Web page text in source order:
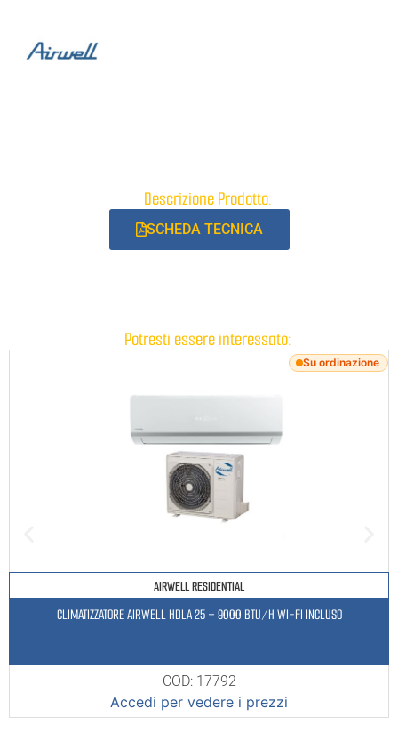
Descrizione Prodotto:
SCHEDA TECNICA
Potresti essere interessato:
Su ordinazione
AIRWELL RESIDENTIAL
CLIMATIZZATORE AIRWELL HDLA 25 – 9000 BTU/H WI-FI INCLUSO
COD: 17792
Accedi per vedere i prezzi